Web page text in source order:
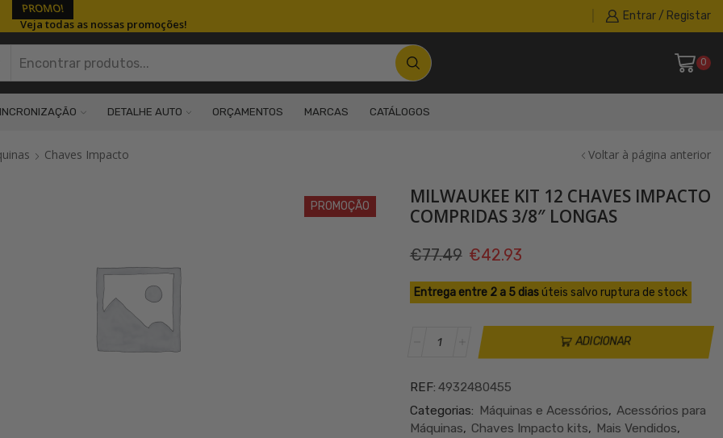
PROMO!
Veja todas as nossas promoções!
Entrar / Registar
0
DETALHE AUTO ORÇAMENTOS MARCAS CATÁLOGOS
Chaves Impacto Voltar à página anterior
PROMOÇÃO
MILWAUKEE KIT 12 CHAVES IMPACTO
COMPRIDAS 3/8″ LONGAS
€77.49 O
preço
original
era:
€77.49.
€42.93O
preço
atual
é:
€42.93.
Entrega entre 2 a 5 diasúteis salvo ruptura de stock
KIT
CHAVES
IMPACTO
ADICIONAR
REF: 4932480455
Categorias: Máquinas e Acessórios, Acessórios para
Máquinas, Chaves Impacto kits, Mais Vendidos,